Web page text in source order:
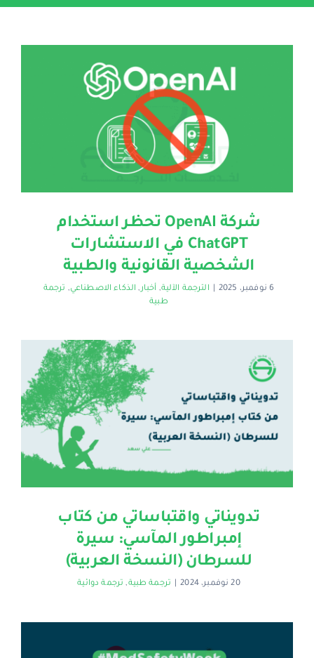
المدونة
تسعيرة ترجمة مجانية
شركة OpenAI تحظر استخدام
ChatGPT في الاستشارات
الشخصية القانونية والطبية
6 نوفمبر، 2025 الترجمة الآلية, أخبار , الذكاء الاصطناعي, ترجمة
طبية
تدويناتي واقتباساتي من كتاب
إمبراطور المآسي: سيرة
للسرطان‬ (النسخة العربية)
20 نوفمبر، 2024 ترجمة طبية, ترجمة دوائية